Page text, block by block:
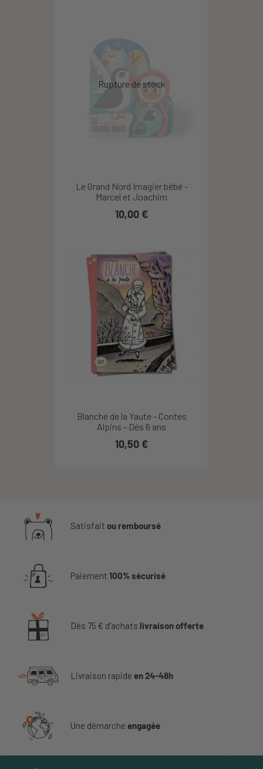
Le Grand Nord Imagier bébé -
Marcel et Joachim
10,00 €
Blanche de la Yaute - Contes
Alpins - Dès 6 ans
10,50 €
Satisfait ou remboursé
Paiement 100% sécurisé
Dès 75 € d'achats livraison offerte
Livraison rapide en 24-48h
Une démarche engagée